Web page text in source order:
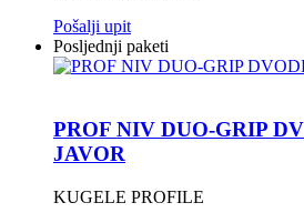
Pošalji upit
Posljednji paketi
PROF NIV DUO-GRIP
JAVOR
KUGELE PROFILE